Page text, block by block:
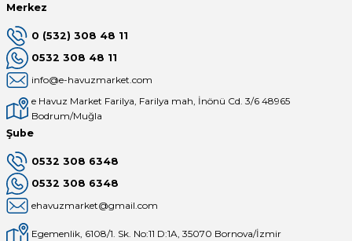
Merkez
0 (532) 308 48 11
0532 308 48 11
info@e-havuzmarket.com
e Havuz Market Farilya, Farilya mah, İnönü Cd. 3/6 48965
Bodrum/Muğla
Şube
0532 308 6348
0532 308 6348
ehavuzmarket@gmail.com
Egemenlik, 6108/1. Sk. No:11 D:1A, 35070 Bornova/İzmir